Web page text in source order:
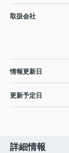
取扱会社
情報更新日
更新予定日
詳細情報